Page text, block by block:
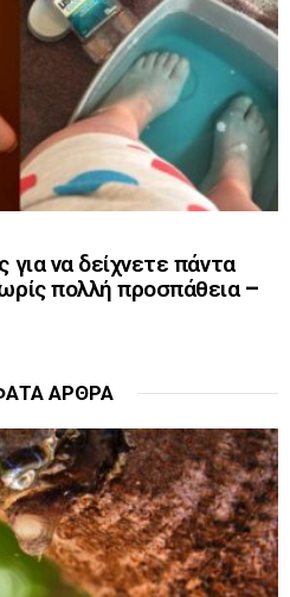
να δείχνετε πάντα
πολλή προσπάθεια –
ΆΡΘΡΑ